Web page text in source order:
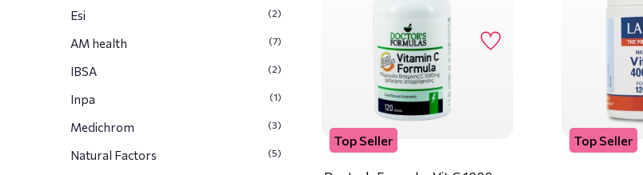
Esi (2)
AM health (7)
IBSA (2)
Inpa (1)
Medichrom (3)
Natural Factors (5)
Top Seller Top Seller